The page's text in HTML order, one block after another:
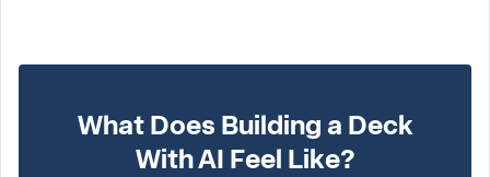
What Does Building a Deck
With AI Feel Like?